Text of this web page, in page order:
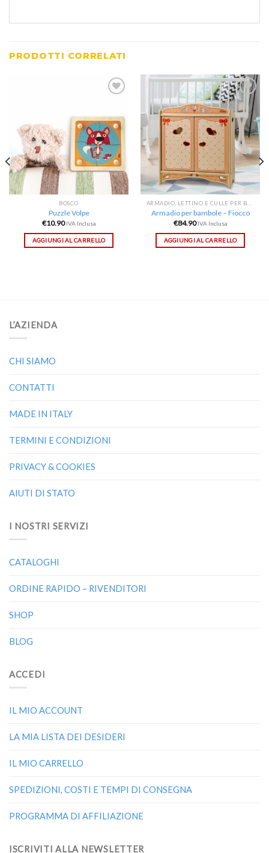
PRODOTTI CORRELATI
dei
desideri
BOSCO
Puzzle Volpe
€10.90 IVA Inclusa
AGGIUNGI AL CARRELLO
Aggiungi
alla lista
dei
desideri
Armadio per bambole – Fiocco
€84.90 IVA Inclusa
AGGIUNGI AL CARRELLO
L’AZIENDA
CHI SIAMO
CONTATTI
MADE IN ITALY
TERMINI E CONDIZIONI
PRIVACY & COOKIES
AIUTI DI STATO
I NOSTRI SERVIZI
CATALOGHI
ORDINE RAPIDO – RIVENDITORI
SHOP
BLOG
ACCEDI
IL MIO ACCOUNT
LA MIA LISTA DEI DESIDERI
IL MIO CARRELLO
SPEDIZIONI, COSTI E TEMPI DI CONSEGNA
PROGRAMMA DI AFFILIAZIONE
ISCRIVITI ALLA NEWSLETTER